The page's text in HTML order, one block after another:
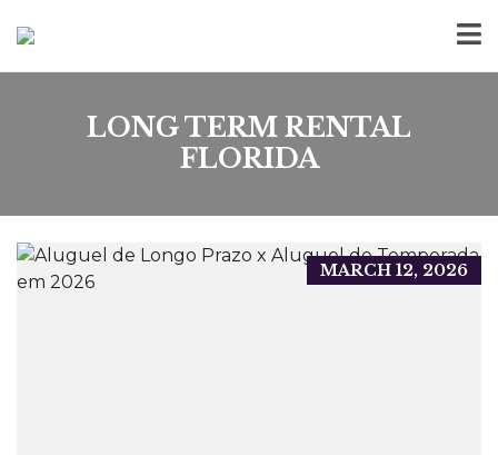
LONG TERM RENTAL
FLORIDA
MARCH 12, 2026